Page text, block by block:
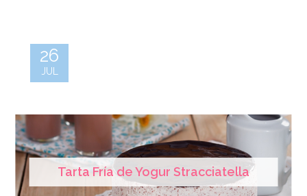
Tarta Fría de Yogur Stracciatella
26
JUL